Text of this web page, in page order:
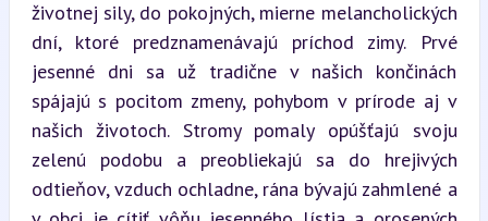
životnej sily, do pokojných, mierne melancholických
dní, ktoré predznamenávajú príchod zimy. Prvé
jesenné dni sa už tradične v našich končinách
spájajú s pocitom zmeny, pohybom v prírode aj v
našich životoch. Stromy pomaly opúšťajú svoju
zelenú podobu a preobliekajú sa do hrejivých
odtieňov, vzduch ochladne, rána bývajú zahmlené a